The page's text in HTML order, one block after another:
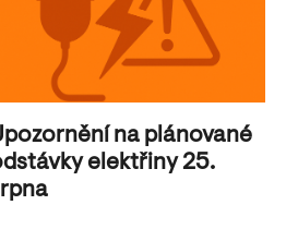
na plánované
elektřiny 25.